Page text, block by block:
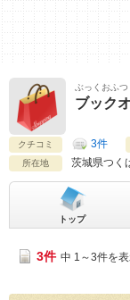
ぶっくおふ
ブック
クチコミ 3件
所在地 茨城県つく
トップ
3件 中 1～3件を